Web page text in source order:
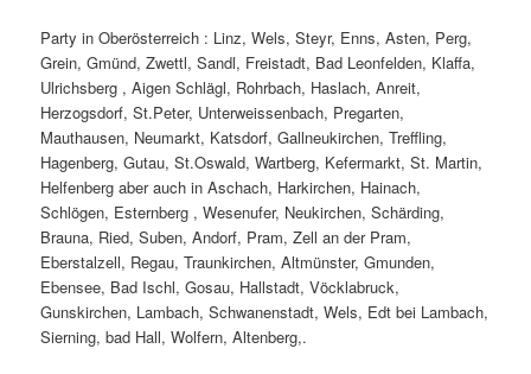
Party in Oberösterreich : Linz, Wels, Steyr, Enns, Asten, Perg,
Grein, Gmünd, Zwettl, Sandl, Freistadt, Bad Leonfelden, Klaffa,
Ulrichsberg , Aigen Schlägl, Rohrbach, Haslach, Anreit,
Herzogsdorf, St.Peter, Unterweissenbach, Pregarten,
Mauthausen, Neumarkt, Katsdorf, Gallneukirchen, Treffling,
Hagenberg, Gutau, St.Oswald, Wartberg, Kefermarkt, St. Martin,
Helfenberg aber auch in Aschach, Harkirchen, Hainach,
Schlögen, Esternberg , Wesenufer, Neukirchen, Schärding,
Brauna, Ried, Suben, Andorf, Pram, Zell an der Pram,
Eberstalzell, Regau, Traunkirchen, Altmünster, Gmunden,
Ebensee, Bad Ischl, Gosau, Hallstadt, Vöcklabruck,
Gunskirchen, Lambach, Schwanenstadt, Wels, Edt bei Lambach,
Sierning, bad Hall, Wolfern, Altenberg,.